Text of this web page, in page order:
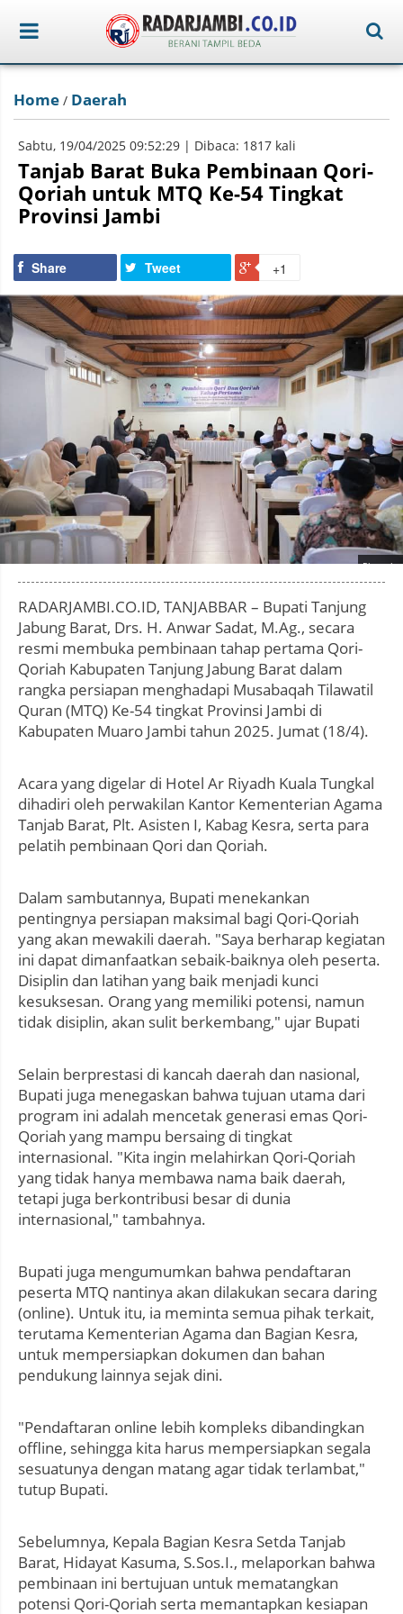
Home / Daerah
Sabtu, 19/04/2025 09:52:29 | Dibaca: 1817 kali
Tanjab Barat Buka Pembinaan Qori-
Qoriah untuk MTQ Ke-54 Tingkat
Provinsi Jambi
Share Tweet +1
Photo by
RADARJAMBI.CO.ID, TANJABBAR – Bupati Tanjung
Jabung Barat, Drs. H. Anwar Sadat, M.Ag., secara
resmi membuka pembinaan tahap pertama Qori-
Qoriah Kabupaten Tanjung Jabung Barat dalam
rangka persiapan menghadapi Musabaqah Tilawatil
Quran (MTQ) Ke-54 tingkat Provinsi Jambi di
Kabupaten Muaro Jambi tahun 2025. Jumat (18/4).
Acara yang digelar di Hotel Ar Riyadh Kuala Tungkal
dihadiri oleh perwakilan Kantor Kementerian Agama
Tanjab Barat, Plt. Asisten I, Kabag Kesra, serta para
pelatih pembinaan Qori dan Qoriah.
Dalam sambutannya, Bupati menekankan
pentingnya persiapan maksimal bagi Qori-Qoriah
yang akan mewakili daerah. "Saya berharap kegiatan
ini dapat dimanfaatkan sebaik-baiknya oleh peserta.
Disiplin dan latihan yang baik menjadi kunci
kesuksesan. Orang yang memiliki potensi, namun
tidak disiplin, akan sulit berkembang," ujar Bupati
Selain berprestasi di kancah daerah dan nasional,
Bupati juga menegaskan bahwa tujuan utama dari
program ini adalah mencetak generasi emas Qori-
Qoriah yang mampu bersaing di tingkat
internasional. "Kita ingin melahirkan Qori-Qoriah
yang tidak hanya membawa nama baik daerah,
tetapi juga berkontribusi besar di dunia
internasional," tambahnya.
Bupati juga mengumumkan bahwa pendaftaran
peserta MTQ nantinya akan dilakukan secara daring
(online). Untuk itu, ia meminta semua pihak terkait,
terutama Kementerian Agama dan Bagian Kesra,
untuk mempersiapkan dokumen dan bahan
pendukung lainnya sejak dini.
"Pendaftaran online lebih kompleks dibandingkan
offline, sehingga kita harus mempersiapkan segala
sesuatunya dengan matang agar tidak terlambat,"
tutup Bupati.
Sebelumnya, Kepala Bagian Kesra Setda Tanjab
Barat, Hidayat Kasuma, S.Sos.I., melaporkan bahwa
pembinaan ini bertujuan untuk mematangkan
potensi Qori-Qoriah serta memantapkan kesiapan